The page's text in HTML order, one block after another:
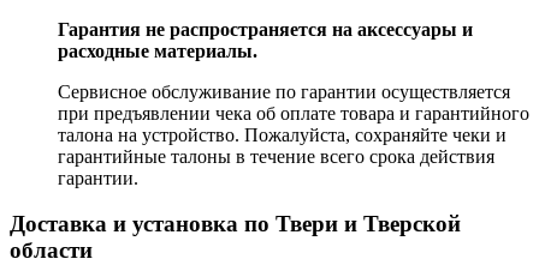
Гарантия не распространяется на аксессуары и
расходные материалы.
Сервисное обслуживание по гарантии осуществляется
при предъявлении чека об оплате товара и гарантийного
талона на устройство. Пожалуйста, сохраняйте чеки и
гарантийные талоны в течение всего срока действия
гарантии.
Доставка и установка по Твери и Тверской
области